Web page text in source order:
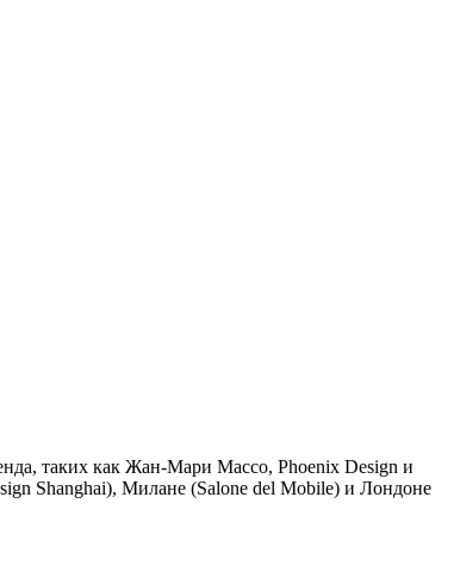
таких как Жан-Мари Массо, Phoenix Design и
Shanghai), Милане (Salone del Mobile) и Лондоне